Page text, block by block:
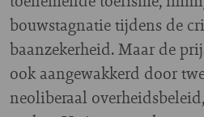
bouwstagnatie tijdens de
baanzekerheid. Maar de
ook aangewakkerd door
neoliberaal